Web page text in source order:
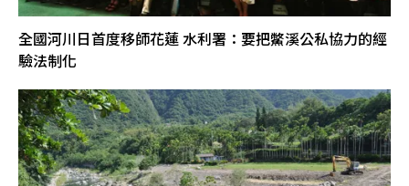
全國河川日首度移師花蓮 水利署：要把鱉溪公私協力的經
驗法制化